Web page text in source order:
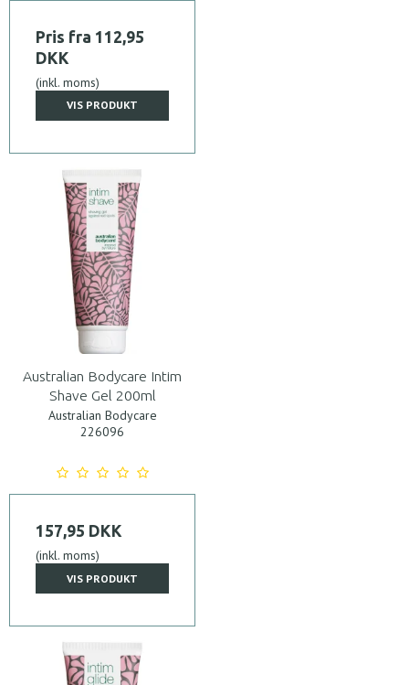
Pris fra 112,95
DKK
(inkl. moms)
VIS PRODUKT
Australian Bodycare Intim
Shave Gel 200ml
Australian Bodycare
226096
157,95 DKK
(inkl. moms)
VIS PRODUKT